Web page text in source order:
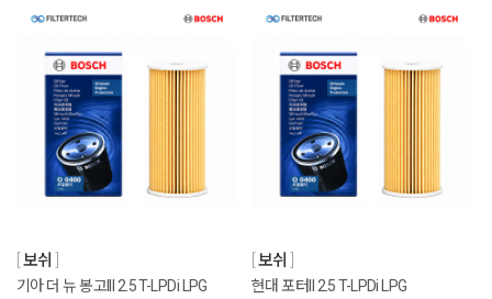
보쉬
기아 더 뉴 봉고III 2.5 T-LPDi LPG
보쉬
현대 포터II 2.5 T-LPDi LPG